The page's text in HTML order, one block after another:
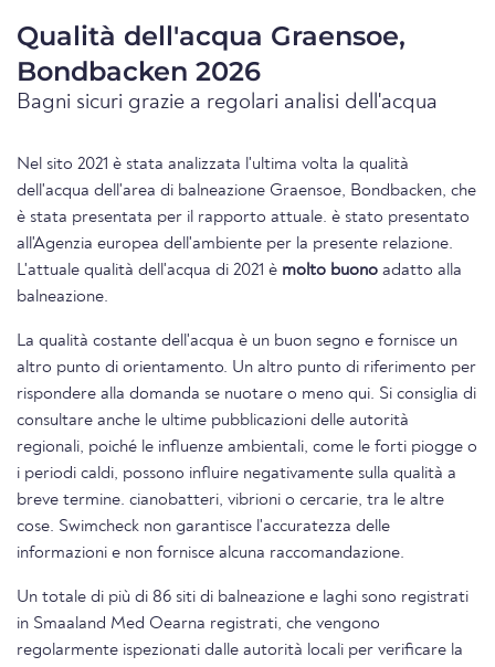
Qualità dell'acqua Graensoe,
Bondbacken 2026
Bagni sicuri grazie a regolari analisi dell'acqua
Nel sito 2021 è stata analizzata l'ultima volta la qualità
dell'acqua dell'area di balneazione Graensoe, Bondbacken, che
è stata presentata per il rapporto attuale. è stato presentato
all'Agenzia europea dell'ambiente per la presente relazione.
L'attuale qualità dell'acqua di 2021 è molto buono adatto alla
balneazione.
La qualità costante dell'acqua è un buon segno e fornisce un
altro punto di orientamento. Un altro punto di riferimento per
rispondere alla domanda se nuotare o meno qui. Si consiglia di
consultare anche le ultime pubblicazioni delle autorità
regionali, poiché le influenze ambientali, come le forti piogge o
i periodi caldi, possono influire negativamente sulla qualità a
breve termine. cianobatteri, vibrioni o cercarie, tra le altre
cose. Swimcheck non garantisce l'accuratezza delle
informazioni e non fornisce alcuna raccomandazione.
Un totale di più di 86 siti di balneazione e laghi sono registrati
in Smaaland Med Oearna registrati, che vengono
regolarmente ispezionati dalle autorità locali per verificare la